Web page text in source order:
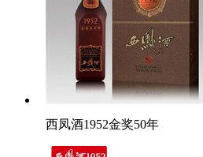
西凤酒1952金奖50年